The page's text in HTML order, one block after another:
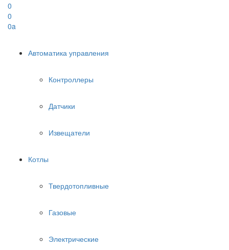
0
0
0a
Автоматика управления
Контроллеры
Датчики
Извещатели
Котлы
Твердотопливные
Газовые
Электрические